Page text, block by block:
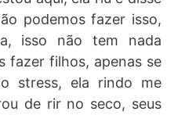
podemos fazer isso,
isso não tem nada
fazer filhos, apenas se
stress, ela rindo me
de rir no seco, seus